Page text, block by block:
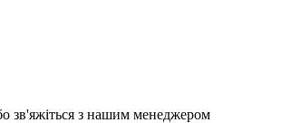
зв'яжіться з нашим менеджером